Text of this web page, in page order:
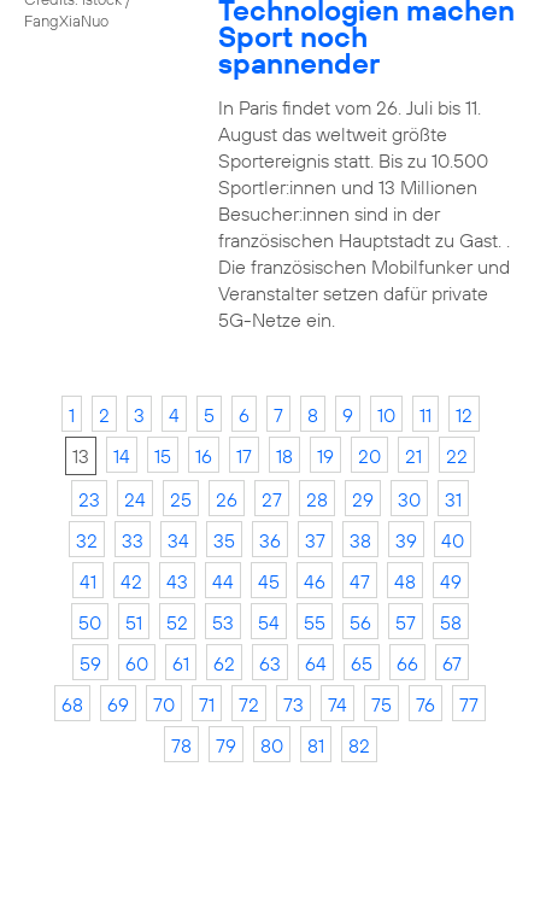
FangXiaNuo
Technologien machen
Sport noch
spannender
In Paris findet vom 26. Juli bis 11.
August das weltweit größte
Sportereignis statt. Bis zu 10.500
Sportler:innen und 13 Millionen
Besucher:innen sind in der
französischen Hauptstadt zu Gast. .
Die französischen Mobilfunker und
Veranstalter setzen dafür private
5G-Netze ein.
1 2 3 4 5 6 7 8 9 10 11
12
13
14 15 16 17 18 19 20 21
22
23
24 25 26 27 28 29 30
31
32
33 34 35 36 37 38 39
40
41
42 43 44 45 46 47 48
49
50
51 52 53 54 55 56 57
58
59
60 61 62 63 64 65 66
67
68
69 70 71 72 73 74 75 76
77
78
79 80 81 82